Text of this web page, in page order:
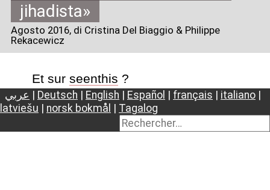
jihadista»
Agosto 2016, di Cristina Del Biaggio & Philippe
Rekacewicz
Et sur seenthis ?
عربي Deutsch English Español français italiano
latviešu
norsk bokmål Tagalog